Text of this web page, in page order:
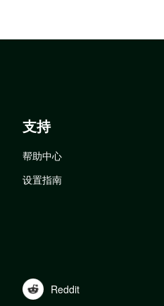
支持
帮助中心
设置指南
Reddit